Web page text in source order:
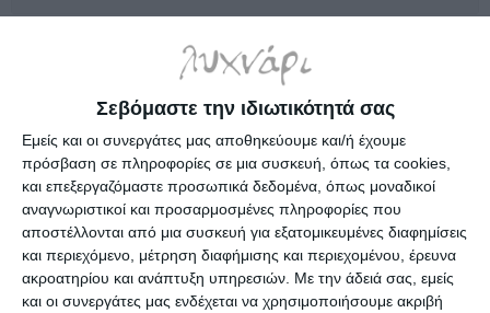
Σεβόμαστε την ιδιωτικότητά σας
Εμείς και οι συνεργάτες μας αποθηκεύουμε και/ή έχουμε
πρόσβαση σε πληροφορίες σε μια συσκευή, όπως τα cookies,
και επεξεργαζόμαστε προσωπικά δεδομένα, όπως μοναδικοί
αναγνωριστικοί και προσαρμοσμένες πληροφορίες που
αποστέλλονται από μια συσκευή για εξατομικευμένες διαφημίσεις
και περιεχόμενο, μέτρηση διαφήμισης και περιεχομένου, έρευνα
ακροατηρίου και ανάπτυξη υπηρεσιών. Με την άδειά σας, εμείς
και οι συνεργάτες μας ενδέχεται να χρησιμοποιήσουμε ακριβή
Κατασκευαστές
Ενημερωτικό δελτίο